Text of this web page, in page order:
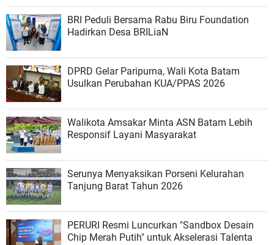
BRI Peduli Bersama Rabu Biru Foundation
Hadirkan Desa BRILiaN
DPRD Gelar Paripurna, Wali Kota Batam
Usulkan Perubahan KUA/PPAS 2026
Walikota Amsakar Minta ASN Batam Lebih
Responsif Layani Masyarakat
Serunya Menyaksikan Porseni Kelurahan
Tanjung Barat Tahun 2026
PERURI Resmi Luncurkan "Sandbox Desain
Chip Merah Putih" untuk Akselerasi Talenta